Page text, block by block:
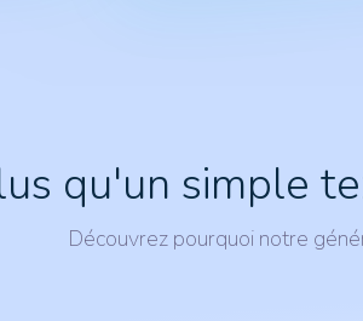
qu'un simple
Découvrez pourquoi notre